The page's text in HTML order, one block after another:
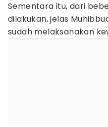
Sementara itu, dari
dilakukan, jelas
sudah melaksanakan